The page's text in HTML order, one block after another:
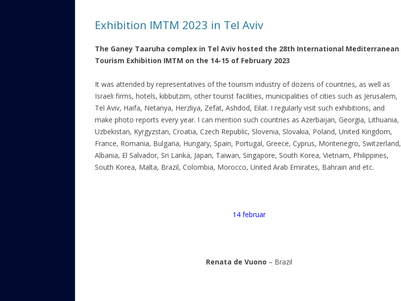
КАЛИНКОВИЧАХ СЕЙЧАС
ОЗАРИЧИ
САЙТУ
ОТЗЫВЫ, ПРЕДЛОЖЕНИЯ,
УТОЧНЕНИЯ, ДОПОЛНЕНИЯ
КТО КОГО ИЩЕТ
Exhibition IMTM 2023 in Tel Aviv
The Ganey Taaruha complex in Tel Aviv hosted the 28th International Mediterranean
Tourism Exhibition IMTM on the 14-15 of February 2023
It was attended by representatives of the tourism industry of dozens of countries, as well as
Israeli firms, hotels, kibbutzim, other tourist facilities, municipalities of cities such as Jerusalem,
Tel Aviv, Haifa, Netanya, Herzliya, Zefat, Ashdod, Eilat. I regularly visit such exhibitions, and
make photo reports every year. I can mention such countries as Azerbaijan, Georgia, Lithuania,
Uzbekistan, Kyrgyzstan, Croatia, Czech Republic, Slovenia, Slovakia, Poland, United Kingdom,
France, Romania, Bulgaria, Hungary, Spain, Portugal, Greece, Cyprus, Montenegro, Switzerland,
Albania, El Salvador, Sri Lanka, Japan, Taiwan, Singapore, South Korea, Vietnam, Philippines,
South Korea, Malta, Brazil, Colombia, Morocco, United Arab Emirates, Bahrain and etc.
14 februar
Renata de Vuono – Brazil